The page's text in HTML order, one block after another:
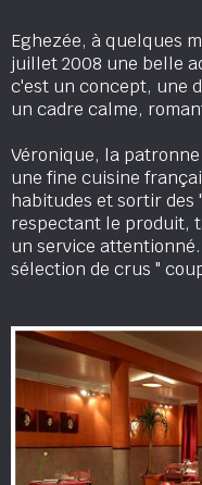
Eghezée, à quelques
juillet 2008 une belle
c'est un concept, une
un cadre calme,
Véronique, la
une fine cuisine
habitudes et sortir des
respectant le produit,
un service
sélection de crus "